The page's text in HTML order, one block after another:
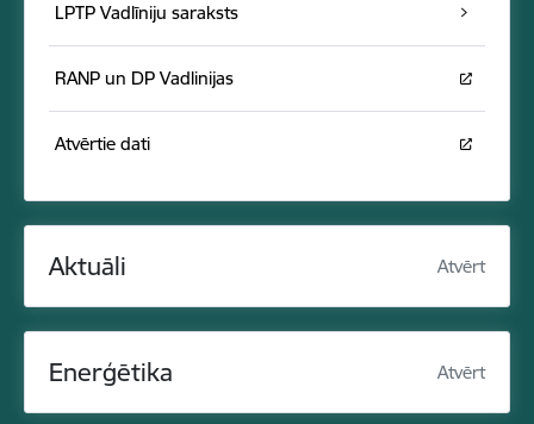
LPTP Vadlīniju saraksts
RANP un DP Vadlinijas
Atvērtie dati
Aktuāli Atvērt
Enerģētika Atvērt